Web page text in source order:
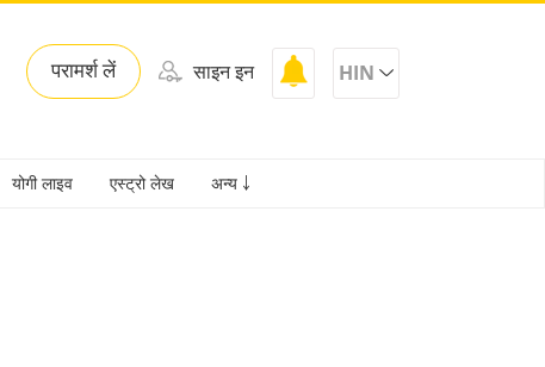
परामर्श लें साइन इन HIN
योगी लाइव एस्ट्रो लेख अन्य ￬